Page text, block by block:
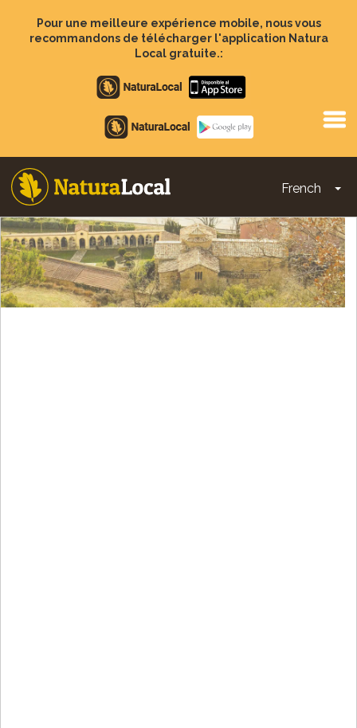
contenu
Pour une meilleure expérience mobile, nous vous
recommandons de télécharger l'application Natura
Local gratuite.:
Apple
store
Google
Play
French
Main
navigation